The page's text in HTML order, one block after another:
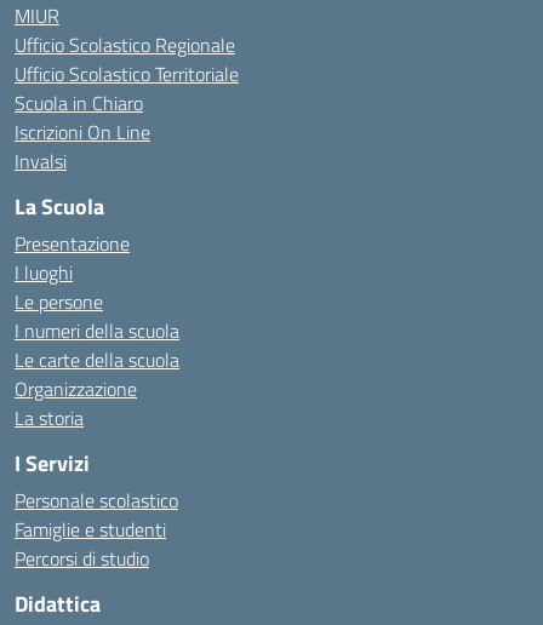
MIUR
Ufficio Scolastico Regionale
Ufficio Scolastico Territoriale
Scuola in Chiaro
Iscrizioni On Line
Invalsi
La Scuola
Presentazione
I luoghi
Le persone
I numeri della scuola
Le carte della scuola
Organizzazione
La storia
I Servizi
Personale scolastico
Famiglie e studenti
Percorsi di studio
Didattica